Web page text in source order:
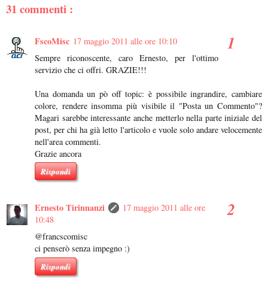
31 commenti :
FscoMisc 17 maggio 2011 alle ore 10:10
Sempre riconoscente, caro Ernesto, per l'ottimo
servizio che ci offri. GRAZIE!!!
Una domanda un pò off topic: è possibile ingrandire, cambiare
colore, rendere insomma più visibile il "Posta un Commento"?
Magari sarebbe interessante anche metterlo nella parte iniziale del
post, per chi ha già letto l'articolo e vuole solo andare velocemente
nell'area commenti.
Grazie ancora
Rispondi
Ernesto Tirinnanzi
17 maggio 2011 alle ore
10:48
@francscomisc
ci penserò senza impegno :)
Rispondi